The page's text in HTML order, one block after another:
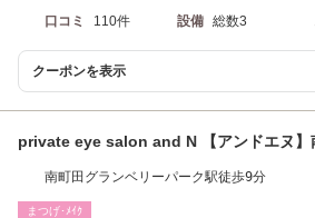
口コミ 110件 設備 総数3
クーポンを表示
private eye salon and N 【アンドエヌ】
南町田グランベリーパーク駅徒歩9分
まつげ･ﾒｲｸ